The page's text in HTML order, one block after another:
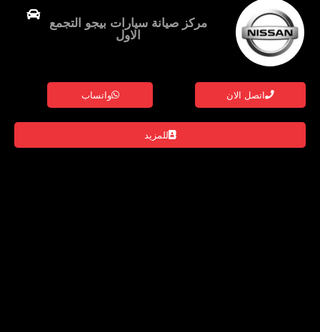
مركز صيانة سيارات بيجو التجمع
الاول
اتصل الان واتساب
للمزيد